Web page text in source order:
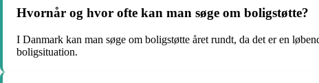
Hvornår og hvor ofte kan man søge om boligstøtte?
I Danmark kan man søge om boligstøtte året rundt, da det er en
boligsituation.